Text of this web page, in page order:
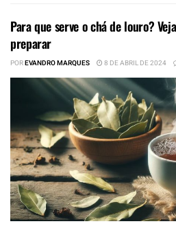
Para que serve o chá de louro?
preparar
POREVANDRO MARQUES 8 DE ABRIL DE 2024